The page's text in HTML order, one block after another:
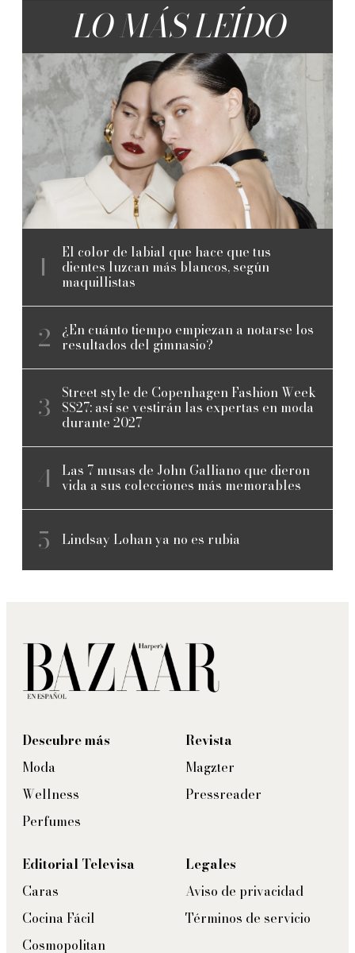
LO MÁS LEÍDO
El color de labial que hace que tus
dientes luzcan más blancos, según
maquillistas
¿En cuánto tiempo empiezan a notarse los
resultados del gimnasio?
Street style de Copenhagen Fashion Week
SS27: así se vestirán las expertas en moda
durante 2027
Las 7 musas de John Galliano que dieron
vida a sus colecciones más memorables
Lindsay Lohan ya no es rubia
Descubre más
Moda
Wellness
Perfumes
Revista
Magzter
Pressreader
Editorial Televisa
Caras
Cocina Fácil
Cosmopolitan
Legales
Aviso de privacidad
Términos de servicio